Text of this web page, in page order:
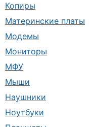
Копиры
Материнские платы
Модемы
Мониторы
МФУ
Мыши
Наушники
Ноутбуки